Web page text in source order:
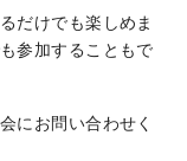
だけでも楽しめま
参加することもで
にお問い合わせく